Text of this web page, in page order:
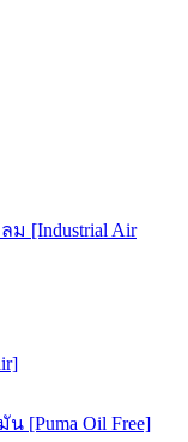
[Industrial Air
[Puma Oil Free]